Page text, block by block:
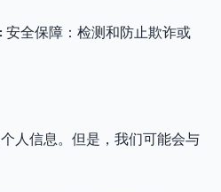
安全保障：检测和防止欺诈或
人信息。但是，我们可能会与